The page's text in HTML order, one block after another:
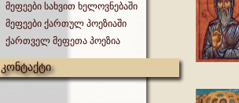
მეფეები სახვით ხელოვნებაში
მეფეები ქართულ პოეზიაში
ქართველ მეფეთა პოეზია
კონტაქტი